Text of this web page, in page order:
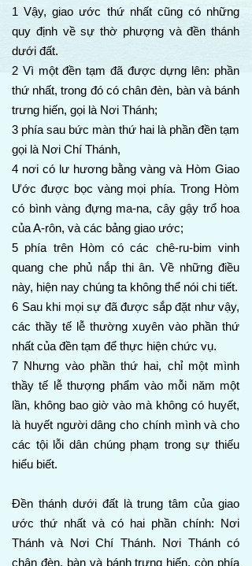
1 Vậy, giao ước thứ nhất cũng có những
quy định về sự thờ phượng và đền thánh
dưới đất.
2 Vì một đền tạm đã được dựng lên: phần
thứ nhất, trong đó có chân đèn, bàn và bánh
trưng hiến, gọi là Nơi Thánh;
3 phía sau bức màn thứ hai là phần đền tạm
gọi là Nơi Chí Thánh,
4 nơi có lư hương bằng vàng và Hòm Giao
Ước được bọc vàng mọi phía. Trong Hòm
có bình vàng đựng ma-na, cây gậy trổ hoa
của A-rôn, và các bảng giao ước;
5 phía trên Hòm có các chê-ru-bim vinh
quang che phủ nắp thi ân. Về những điều
này, hiện nay chúng ta không thể nói chi tiết.
6 Sau khi mọi sự đã được sắp đặt như vậy,
các thầy tế lễ thường xuyên vào phần thứ
nhất của đền tạm để thực hiện chức vụ.
7 Nhưng vào phần thứ hai, chỉ một mình
thầy tế lễ thượng phẩm vào mỗi năm một
lần, không bao giờ vào mà không có huyết,
là huyết người dâng cho chính mình và cho
các tội lỗi dân chúng phạm trong sự thiếu
hiểu biết.
Đền thánh dưới đất là trung tâm của giao
ước thứ nhất và có hai phần chính: Nơi
Thánh và Nơi Chí Thánh. Nơi Thánh có
chân đèn, bàn và bánh trưng hiến, còn phía